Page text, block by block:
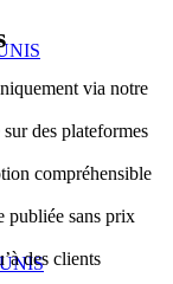
via notre
des plateformes
compréhensible
publiée sans prix
des clients